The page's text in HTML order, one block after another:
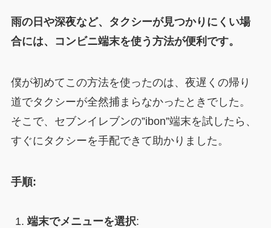
雨の日や深夜など、タクシーが見つかりにくい場
合には、コンビニ端末を使う方法が便利です。
僕が初めてこの方法を使ったのは、夜遅くの帰り
道でタクシーが全然捕まらなかったときでした。
そこで、セブンイレブンの”ibon”端末を試したら、
すぐにタクシーを手配できて助かりました。
手順:
端末でメニューを選択: